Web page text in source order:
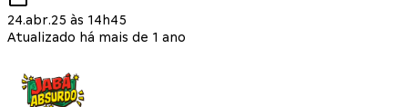
24.abr.25 às 14h45
Atualizado há mais de 1 ano